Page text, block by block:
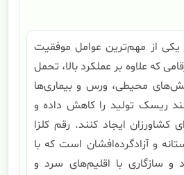
از مهم‌ترین عوامل موفقیت
که علاوه بر عملکرد بالا، تحمل
محیطی، ورس و بیماری‌ها
ریسک تولید را کاهش داده و
کشاورزان ایجاد کنند. رقم کلزا
و آزادگرده‌افشان است که با
سازگاری با اقلیم‌های سرد و